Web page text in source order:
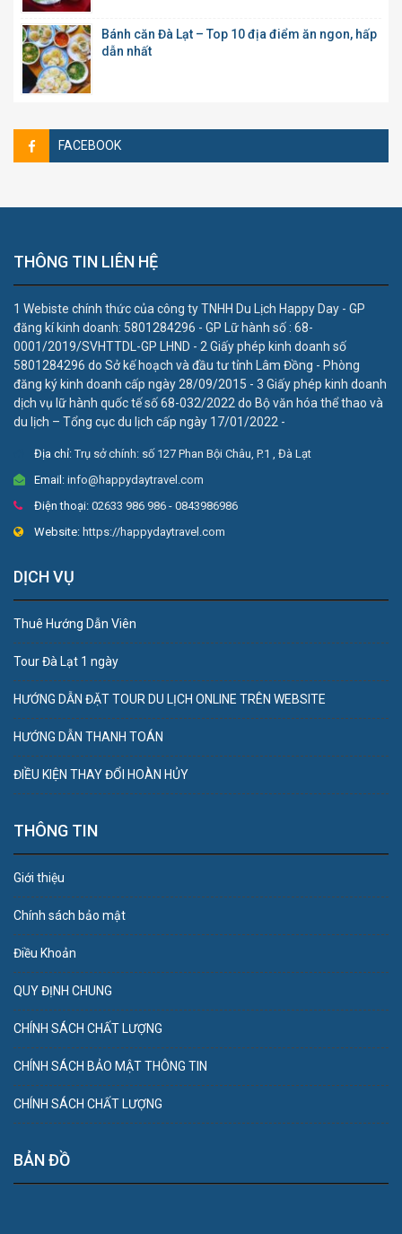
Bánh căn Đà Lạt – Top 10 địa điểm ăn ngon, hấp
dẫn nhất
FACEBOOK
THÔNG TIN LIÊN HỆ
1 Webiste chính thức của công ty TNHH Du Lịch Happy Day - GP
đăng kí kinh doanh: 5801284296 - GP Lữ hành số : 68-
0001/2019/SVHTTDL-GP LHND - 2 Giấy phép kinh doanh số
5801284296 do Sở kế hoạch và đầu tư tỉnh Lâm Đồng - Phòng
đăng ký kinh doanh cấp ngày 28/09/2015 - 3 Giấy phép kinh doanh
dịch vụ lữ hành quốc tế số 68-032/2022 do Bộ văn hóa thể thao và
du lịch – Tổng cục du lịch cấp ngày 17/01/2022 -
Địa chỉ:Trụ sở chính: số 127 Phan Bội Châu, P.1 , Đà Lạt
Email: info@happydaytravel.com
Điện thoại: 02633 986 986 - 0843986986
Website: https://happydaytravel.com
DỊCH VỤ
Thuê Hướng Dẫn Viên
Tour Đà Lạt 1 ngày
HƯỚNG DẪN ĐẶT TOUR DU LỊCH ONLINE TRÊN WEBSITE
HƯỚNG DẪN THANH TOÁN
ĐIỀU KIỆN THAY ĐỔI HOÀN HỦY
THÔNG TIN
Giới thiệu
Chính sách bảo mật
Điều Khoản
QUY ĐỊNH CHUNG
CHÍNH SÁCH CHẤT LƯỢNG
CHÍNH SÁCH BẢO MẬT THÔNG TIN
CHÍNH SÁCH CHẤT LƯỢNG
BẢN ĐỒ